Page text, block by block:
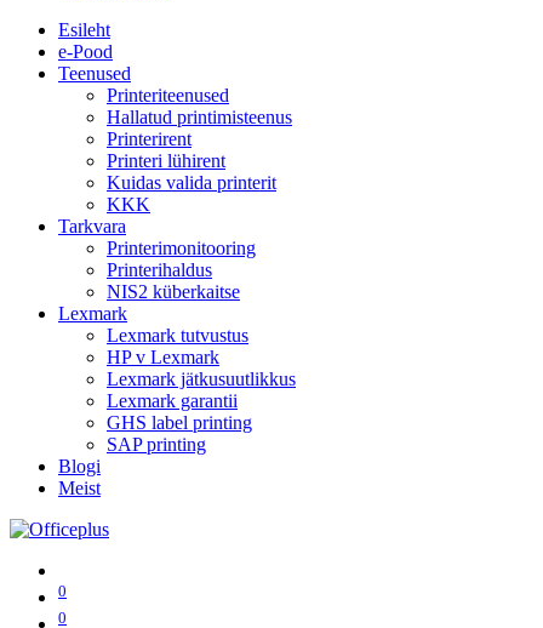
Esileht
e-Pood
Teenused
Printeriteenused
Hallatud printimisteenus
Printerirent
Printeri lühirent
Kuidas valida printerit
KKK
Tarkvara
Printerimonitooring
Printerihaldus
NIS2 küberkaitse
Lexmark
Lexmark tutvustus
HP v Lexmark
Lexmark jätkusuutlikkus
Lexmark garantii
GHS label printing
SAP printing
Blogi
Meist
0
0